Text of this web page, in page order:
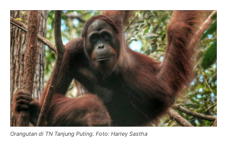
Orangutan di TN Tanjung Puting. Foto: Harley Sastha